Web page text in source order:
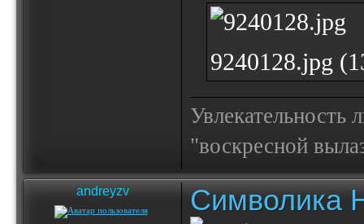
9240128.jpg
Увлекательность
"воскресной
andreyzv Символика